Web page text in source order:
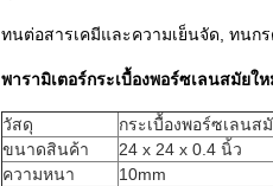
ทนต่อสารเคมีและความเย็นจัด, ทนก
พารามิเตอร์กระเบื้องพอร์ซเลนสมัยใ
วัสดุ
กระเบื้องพอร์ซเลนส
ขนาดสินค้า
24 x 24 x 0.4 นิ้ว
ความหนา
10mm